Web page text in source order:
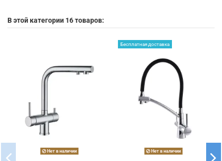
В этой категории 16 товаров:
Нет в наличии
Бесплатная доставка
Нет в наличии